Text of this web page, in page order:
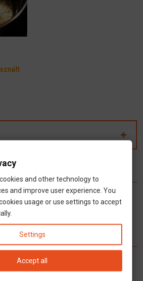
Videó Munka TV
kizárólag cégeknek
and other technology to
and improve user experience. You
usage or use settings to accept
Settings
Accept all